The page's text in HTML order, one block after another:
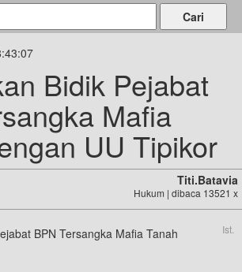
Bidik Pejabat
Mafia
UU Tipikor
Titi.batavia
Hukum | dibaca 13521 x
Ist.